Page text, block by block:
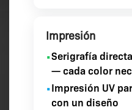
Impresión
•Serigrafía
— cada color
•Impresión UV
con un diseño